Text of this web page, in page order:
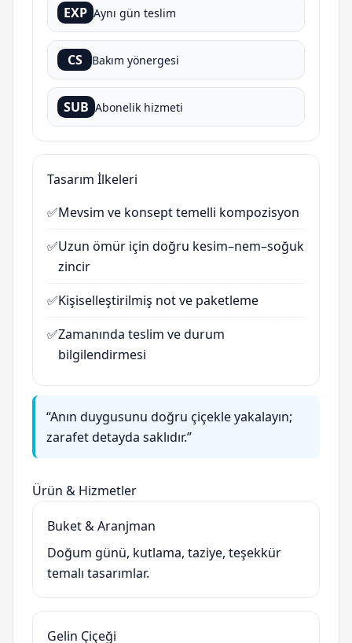
EXP Aynı gün teslim
CS Bakım yönergesi
SUB Abonelik hizmeti
Tasarım İlkeleri
✅Mevsim ve konsept temelli kompozisyon
✅Uzun ömür için doğru kesim–nem–soğuk
zincir
✅Kişiselleştirilmiş not ve paketleme
✅Zamanında teslim ve durum
bilgilendirmesi
“Anın duygusunu doğru çiçekle yakalayın;
zarafet detayda saklıdır.”
Ürün & Hizmetler
Buket & Aranjman
Doğum günü, kutlama, taziye, teşekkür
temalı tasarımlar.
Gelin Çiçeği